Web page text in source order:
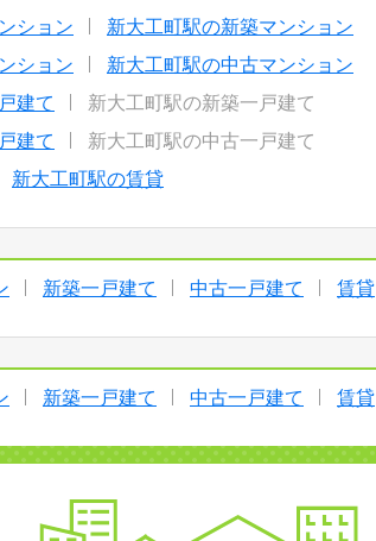
ション
新大工町駅の新築マンション
ション
新大工町駅の中古マンション
建て
新大工町駅の新築一戸建て
建て
新大工町駅の中古一戸建て
新大工町駅の賃貸
新築一戸建て 中古一戸建て 賃貸
新築一戸建て 中古一戸建て 賃貸